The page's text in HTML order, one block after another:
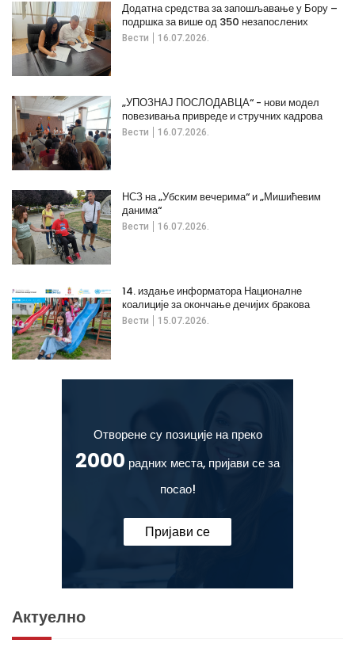
Вести 16.07.2026.
Додатна средства за запошљавање у Бору –
подршка за више од 350 незапослених
Вести 16.07.2026.
„УПОЗНАЈ ПОСЛОДАВЦА“ - нови модел
повезивања привреде и стручних кадрова
Вести 16.07.2026.
НСЗ на „Убским вечерима“ и „Мишићевим
данима“
Вести 15.07.2026.
14. издање информатора Националне
коалиције за окончање дечијих бракова
Отворене су позиције на преко
2000 радних места, пријави се за
посао!
Пријави се
Актуелно